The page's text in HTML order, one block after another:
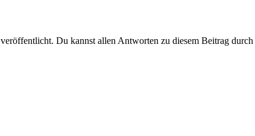
veröffentlicht. Du kannst allen Antworten zu diesem Beitrag durch